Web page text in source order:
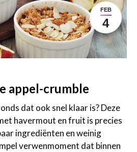
FEB
4
appel-crumble
dat ook snel klaar is? Deze
havermout en fruit is precies
ingrediënten en weinig
verwenmoment dat binnen